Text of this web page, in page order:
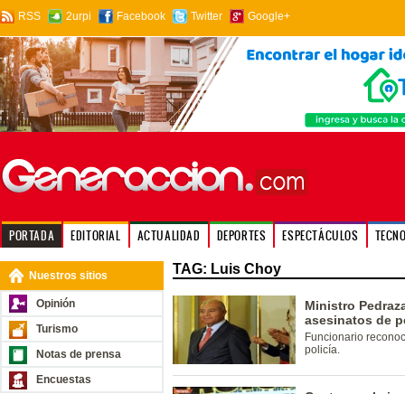
RSS 2urpi Facebook Twitter Google+
PORTADA EDITORIAL ACTUALIDAD DEPORTES ESPECTÁCULOS
Nuestros sitios
Opinión
Turismo
Notas de prensa
Encuestas
TAG: Luis Choy
Ministro
asesinatos de
Funcionario
policía.